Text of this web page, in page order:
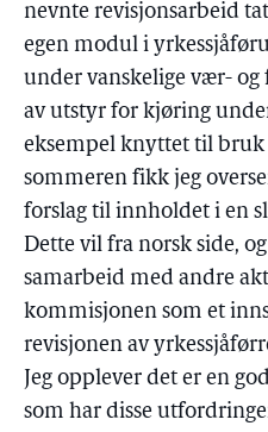
nevnte revisjonsarbeid
egen modul i
under vanskelige vær-
av utstyr for kjøring
eksempel knyttet til
sommeren fikk jeg
forslag til innholdet i en
Dette vil fra norsk side,
samarbeid med andre
kommisjonen som et
revisjonen av
Jeg opplever det er en
som har disse